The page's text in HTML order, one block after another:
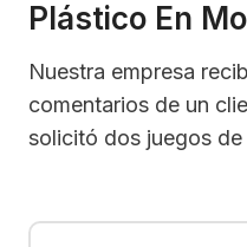
Plástico En
Nuestra empresa
comentarios de un
solicitó dos juegos de